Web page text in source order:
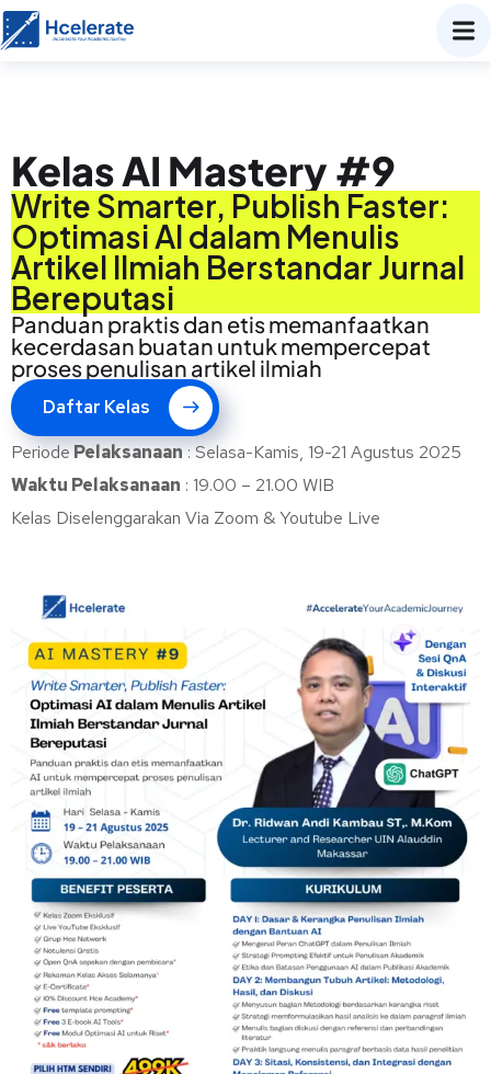
Kelas AI Mastery #9
Write Smarter, Publish Faster:
Optimasi AI dalam Menulis
Artikel Ilmiah Berstandar Jurnal
Bereputasi
Panduan praktis dan etis memanfaatkan
kecerdasan buatan untuk mempercepat
proses penulisan artikel ilmiah
Daftar Kelas
PeriodePelaksanaan:Selasa-Kamis, 19-21 Agustus 2025
Waktu Pelaksanaan : 19.00 – 21.00 WIB
Kelas Diselenggarakan Via Zoom & Youtube Live